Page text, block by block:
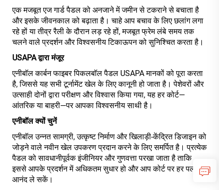
एक मजबूत एज गार्ड पैडल को अनजाने में जमीन से टकराने से बचाता है
और इसके जीवनकाल को बढ़ाता है। चाहे आप बचाव के लिए छलांग लगा
रहे हों या तीव्र रैली के दौरान लड़ रहे हों, मजबूत फ्रेम लंबे समय तक
चलने वाले प्रदर्शन और विश्वसनीय टिकाऊपन को सुनिश्चित करता है।
USAPA द्वारा मंजूर
एनीबॉल कार्बन फाइबर पिकलबॉल पैडल USAPA मानकों को पूरा करता
है, जिससे यह सभी टूर्नामेंट खेल के लिए कानूनी हो जाता है। पेशेवरों और
उत्साही दोनों द्वारा परीक्षण और विश्वास किया गया, यह हर कोर्ट—
आंतरिक या बाहरी—पर आपका विश्वसनीय साथी है।
एनीबॉल क्यों चुनें
एनीबॉल उन्नत सामग्री, उत्कृष्ट निर्माण और खिलाड़ी-केंद्रित डिजाइन को
जोड़ने वाले नवीन खेल उपकरण प्रदान करने के लिए समर्पित है। प्रत्येक
पैडल को सावधानीपूर्वक इंजीनियर और गुणवत्ता परखा जाता है ताकि
इससे आपके प्रदर्शन में अधिकतम सुधार हो और आप कोर्ट पर हर पल का
आनंद ले सकें।